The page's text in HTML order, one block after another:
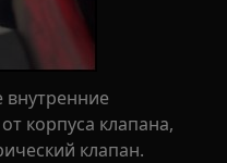
внутренние
корпуса клапана,
клапан.